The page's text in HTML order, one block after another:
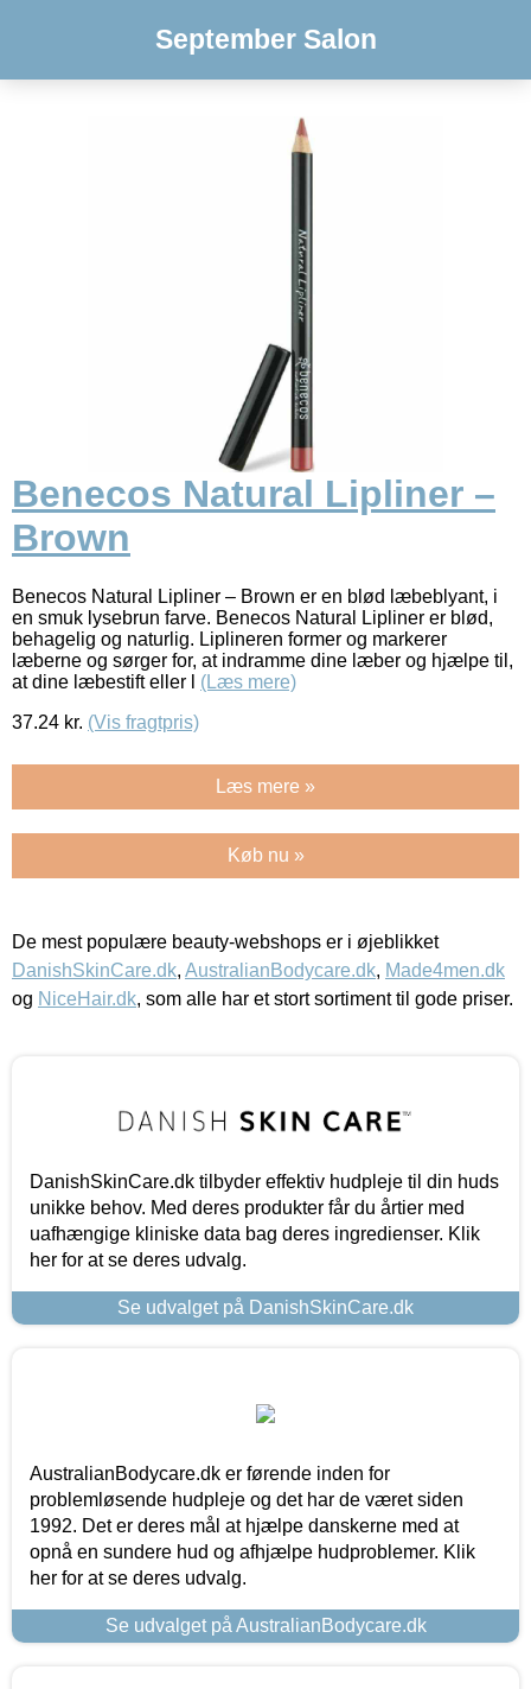
September Salon
Benecos Natural Lipliner –
Brown
Benecos Natural Lipliner – Brown er en blød læbeblyant, i
en smuk lysebrun farve. Benecos Natural Lipliner er blød,
behagelig og naturlig. Liplineren former og markerer
læberne og sørger for, at indramme dine læber og hjælpe til,
at dine læbestift eller l (Læs mere)
37.24 kr. (Vis fragtpris)
Læs mere »
Køb nu »
De mest populære beauty-webshops er i øjeblikket
DanishSkinCare.dk, AustralianBodycare.dk, Made4men.dk
og NiceHair.dk, som alle har et stort sortiment til gode priser.
DanishSkinCare.dk tilbyder effektiv hudpleje til din huds
unikke behov. Med deres produkter får du årtier med
uafhængige kliniske data bag deres ingredienser. Klik
her for at se deres udvalg.
Se udvalget på DanishSkinCare.dk
AustralianBodycare.dk er førende inden for
problemløsende hudpleje og det har de været siden
1992. Det er deres mål at hjælpe danskerne med at
opnå en sundere hud og afhjælpe hudproblemer. Klik
her for at se deres udvalg.
Se udvalget på AustralianBodycare.dk